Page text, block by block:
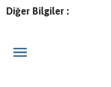
Diğer Bilgiler :